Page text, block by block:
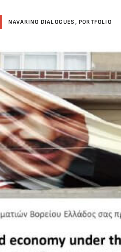
NAVARINO DIALOGUES ,PORTFOLIO